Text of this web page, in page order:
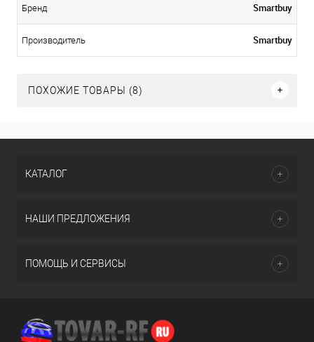
Бренд Smartbuy
Производитель Smartbuy
ПОХОЖИЕ ТОВАРЫ (8)
КАТАЛОГ
НАШИ ПРЕДЛОЖЕНИЯ
ПОМОЩЬ И СЕРВИСЫ